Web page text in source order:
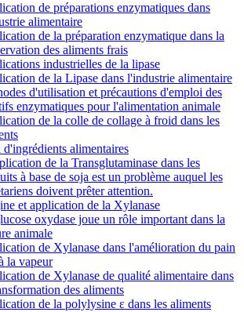
de préparations enzymatiques dans
alimentaire
de la préparation enzymatique dans la
des aliments frais
industrielles de la lipase
de la Lipase dans l'industrie alimentaire
d'utilisation et précautions d'emploi des
enzymatiques pour l'alimentation animale
de la colle de collage à froid dans les
alimentaires
de la Transglutaminase dans les
à base de soja est un problème auquel les
doivent prêter attention.
et application de la Xylanase
oxydase joue un rôle important dans la
animale
de Xylanase dans l'amélioration du pain
la vapeur
de Xylanase de qualité alimentaire dans
des aliments
de la polylysine ε dans les aliments